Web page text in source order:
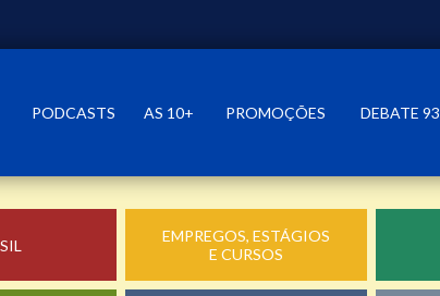
PODCASTS AS 10+ PROMOÇÕES DEBATE 93
EMPREGOS, ESTÁGIOS
E CURSOS